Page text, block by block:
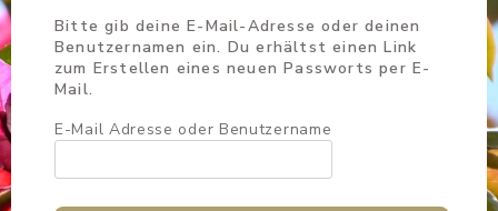
Bitte gib deine E-Mail-Adresse oder deinen
Benutzernamen ein. Du erhältst einen Link
zum Erstellen eines neuen Passworts per E-
Mail.
E-Mail Adresse oder Benutzername